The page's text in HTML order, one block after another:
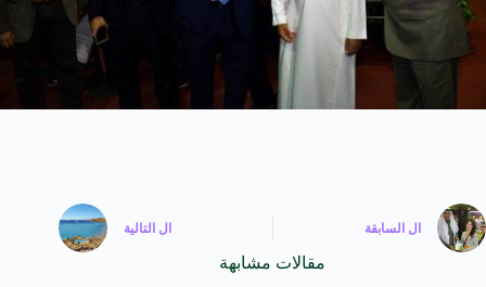
ال السابقة ال التالية
مقالات مشابهة